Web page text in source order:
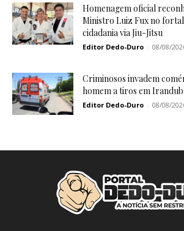
Homenagem oficial
Ministro Luiz Fux no
cidadania via Jiu-Jitsu
Editor Dedo-Duro - 08/08/
Criminosos invadem
homem a tiros em
Editor Dedo-Duro - 08/08/